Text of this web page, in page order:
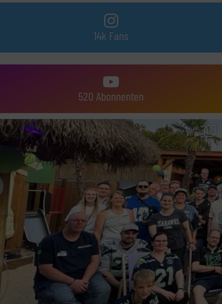
14k Fans
520 Abonnenten